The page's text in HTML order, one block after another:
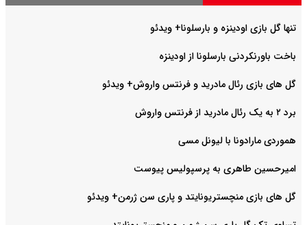
تنها گل بازی اودینزه و بارسلونا+ ویدئو
باخت باورنکردنی بارسلونا از اودینزه
گل های بازی رئال مادرید و فرنتس واروش+ ویدئو
برد ۲ به یک رئال مادرید از فرنتس واروش
هموردی مارادونا با لیونل مسی
امیرحسین طاهری به پرسپولیس پیوست
گل های بازی منچستریونایتد و پاری سن ژرمن+ ویدئو